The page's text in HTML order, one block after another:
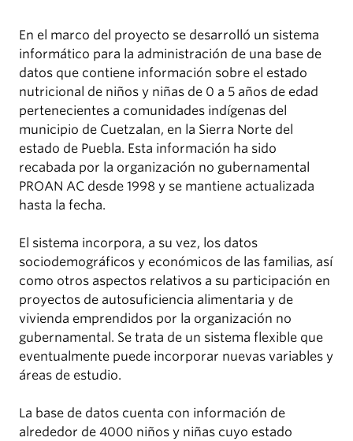
En el marco del proyecto se desarrolló un sistema
informático para la administración de una base de
datos que contiene información sobre el estado
nutricional de niños y niñas de 0 a 5 años de edad
pertenecientes a comunidades indígenas del
municipio de Cuetzalan, en la Sierra Norte del
estado de Puebla. Esta información ha sido
recabada por la organización no gubernamental
PROAN AC desde 1998 y se mantiene actualizada
hasta la fecha.
El sistema incorpora, a su vez, los datos
sociodemográficos y económicos de las familias, así
como otros aspectos relativos a su participación en
proyectos de autosuficiencia alimentaria y de
vivienda emprendidos por la organización no
gubernamental. Se trata de un sistema flexible que
eventualmente puede incorporar nuevas variables y
áreas de estudio.
La base de datos cuenta con información de
alrededor de 4000 niños y niñas cuyo estado